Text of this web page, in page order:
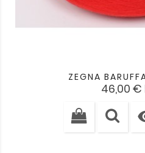
ZEGNA
Cena
46,00 €